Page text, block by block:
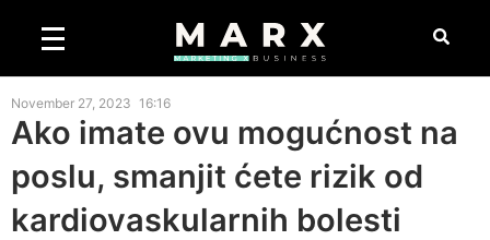
November 27, 2023 16:16
Ako imate ovu mogućnost na
poslu, smanjit ćete rizik od
kardiovaskularnih bolesti